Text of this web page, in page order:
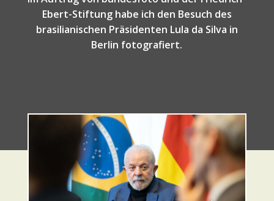
Ebert-Stiftung habe ich den Besuch des
brasilianischen Präsidenten Lula da Silva in
Berlin fotografiert.